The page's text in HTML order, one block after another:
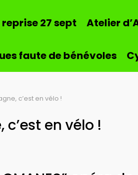
27 sept Atelier
faute de bénévoles
c’est en vélo !
c’est en vélo !